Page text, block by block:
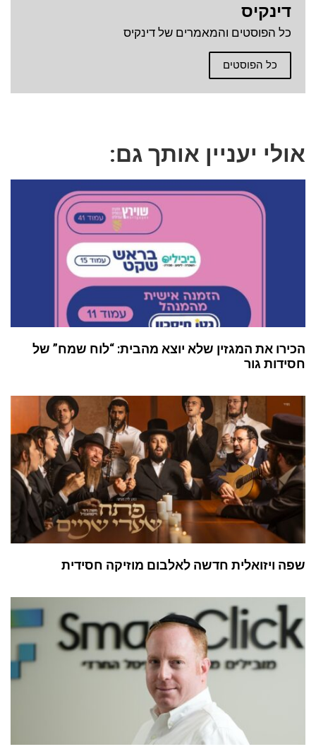
דינקיס
כל הפוסטים והמאמרים של דינקיס
כל הפוסטים
אולי יעניין אותך גם:
הכירו את המגזין שלא יוצא מהבית: “לוח שמח” של
חסידות גור
שפה ויזואלית חדשה לאלבום מוזיקה חסידית